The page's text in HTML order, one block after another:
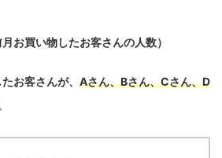
お買い物したお客さんの人数）
お客さんが、 Aさん、Bさん、Cさん、D